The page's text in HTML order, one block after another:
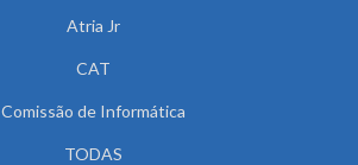
Atria Jr
CAT
Comissão de Informática
TODAS